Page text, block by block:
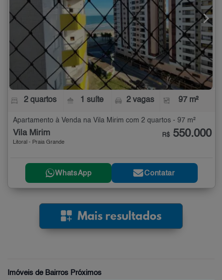
2 quartos 1 suíte 2 vagas 97 m²
Apartamento à Venda na Vila Mirim com 2 quartos - 97 m²
Vila Mirim
Litoral - Praia Grande
R$ 550.000
WhatsApp Contatar
Imóveis de Bairros Próximos